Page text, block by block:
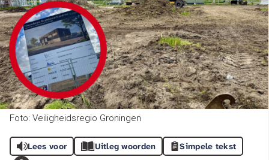
Foto: Veiligheidsregio Groningen
Lees voor Uitleg woorden Simpele tekst